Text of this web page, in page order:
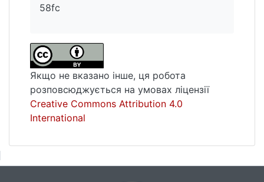
58fc
Якщо не вказано інше, ця робота
розповсюджується на умовах ліцензії
Creative Commons Attribution 4.0
International